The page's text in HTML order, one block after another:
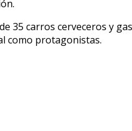
35 carros cerveceros y
como protagonistas.